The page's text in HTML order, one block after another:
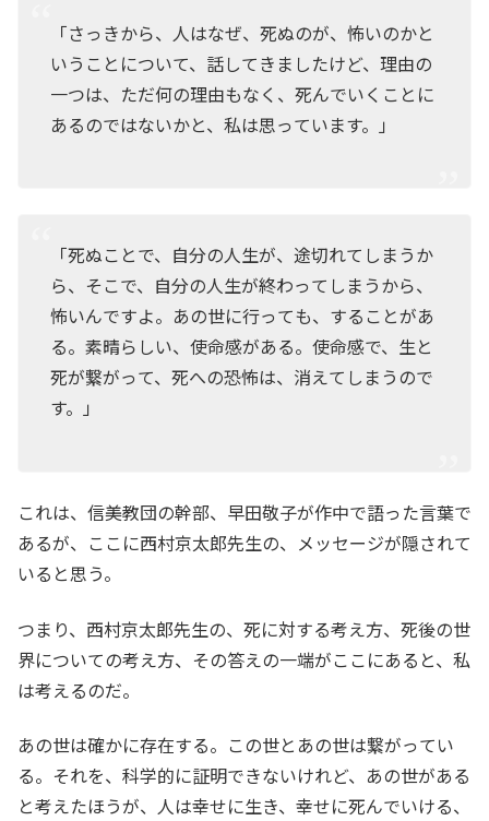
「さっきから、人はなぜ、死ぬのが、怖いのかと
いうことについて、話してきましたけど、理由の
一つは、ただ何の理由もなく、死んでいくことに
あるのではないかと、私は思っています。」
「死ぬことで、自分の人生が、途切れてしまうか
ら、そこで、自分の人生が終わってしまうから、
怖いんですよ。あの世に行っても、することがあ
る。素晴らしい、使命感がある。使命感で、生と
死が繋がって、死への恐怖は、消えてしまうので
す。」
これは、信美教団の幹部、早田敬子が作中で語った言葉で
あるが、ここに西村京太郎先生の、メッセージが隠されて
いると思う。
つまり、西村京太郎先生の、死に対する考え方、死後の世
界についての考え方、その答えの一端がここにあると、私
は考えるのだ。
あの世は確かに存在する。この世とあの世は繋がってい
る。それを、科学的に証明できないけれど、あの世がある
と考えたほうが、人は幸せに生き、幸せに死んでいける、